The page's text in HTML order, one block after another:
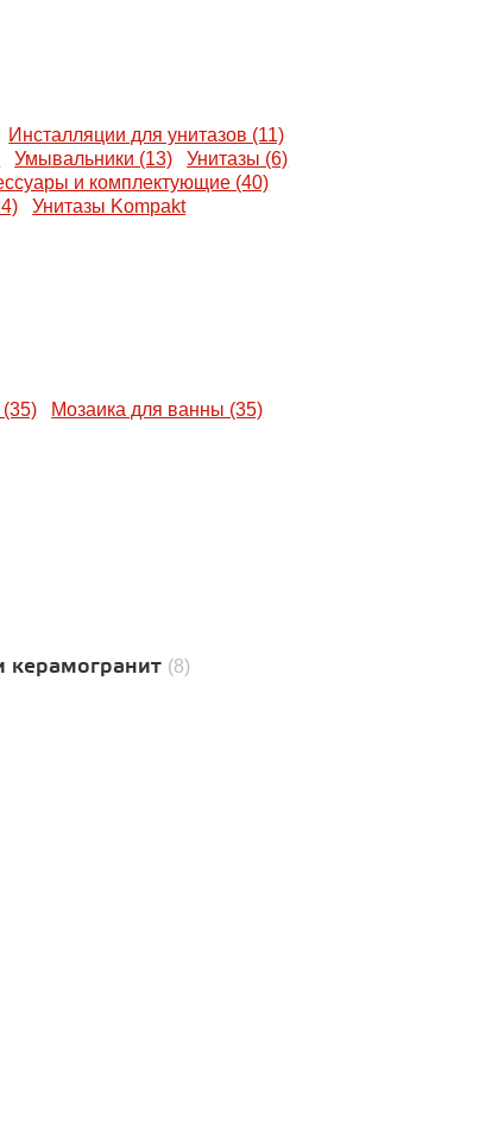
Инсталляции для унитазов (11)
Умывальники (13)
Унитазы (6)
и комплектующие (40)
Унитазы Kompakt
(35)
Мозаика для ванны (35)
керамогранит (8)